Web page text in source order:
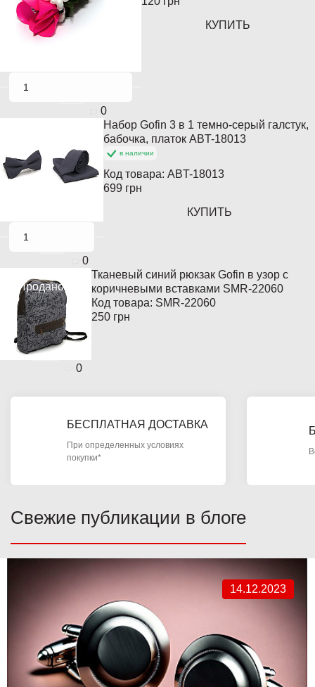
0
КУПИТЬ
0
Набор Gofin 3 в 1 темно-серый галстук,
бабочка, платок ABT-18013
в наличии
Код товара:ABT-18013
699 грн
КУПИТЬ
Продано
0
Тканевый синий рюкзак Gofin в узор с
коричневыми вставками SMR-22060
Код товара: SMR-22060
250 грн
БЕСПЛАТНАЯ ДОСТАВКА
При определенных условиях
покупки*
Свежие публикации в блоге
14.12.2023